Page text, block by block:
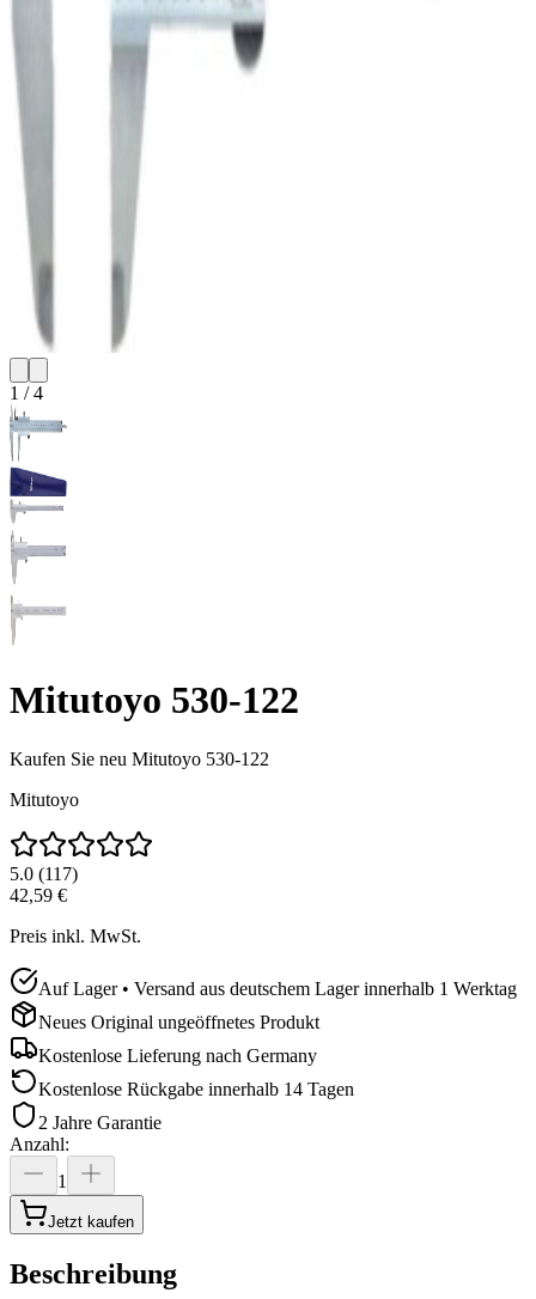
1 /4
Mitutoyo 530-122
Kaufen Sie neu Mitutoyo 530-122
Mitutoyo
5.0 (117)
42,59 €
Preis inkl. MwSt.
Auf Lager • Versand aus deutschem Lager innerhalb 1 Werktag
Neues Original ungeöffnetes Produkt
Kostenlose Lieferung nach Germany
Kostenlose Rückgabe innerhalb 14 Tagen
2 Jahre Garantie
Anzahl:
1
Jetzt kaufen
Beschreibung